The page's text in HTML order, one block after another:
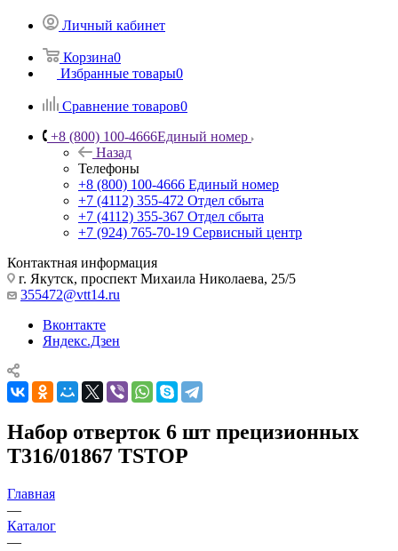
Личный кабинет
Корзина0
Избранные товары0
Сравнение товаров0
+8 (800) 100-4666Единый номер
Назад
Телефоны
+8 (800) 100-4666 Единый номер
+7 (4112) 355-472 Отдел сбыта
+7 (4112) 355-367 Отдел сбыта
+7 (924) 765-70-19 Сервисный центр
Контактная информация
г. Якутск, проспект Михаила Николаева, 25/5
355472@vtt14.ru
Вконтакте
Яндекс.Дзен
Набор отверток 6 шт прецизионных
T316/01867 TSTOP
Главная
—
Каталог
—